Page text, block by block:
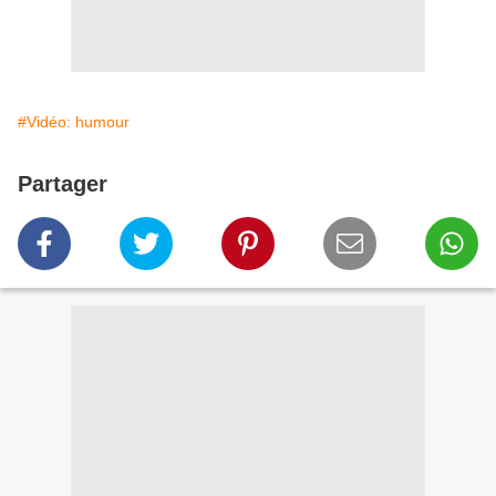
#Vidéo: humour
Partager